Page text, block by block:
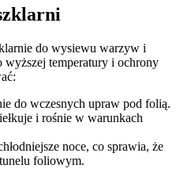
do wysiewu warzyw i
temperatury i ochrony
do wczesnych upraw pod folią.
i rośnie w warunkach
noce, co sprawia, że
foliowym.